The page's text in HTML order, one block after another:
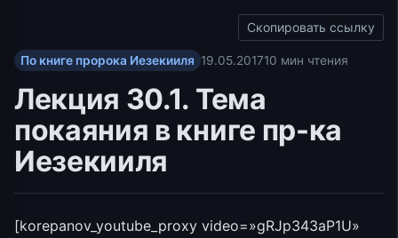
Скопировать ссылку
По книге пророка Иезекииля 19.05.201710 мин чтения
Лекция 30.1. Тема
покаяния в книге пр-ка
Иезекииля
[korepanov_youtube_proxy video=»gRJp343aP1U»